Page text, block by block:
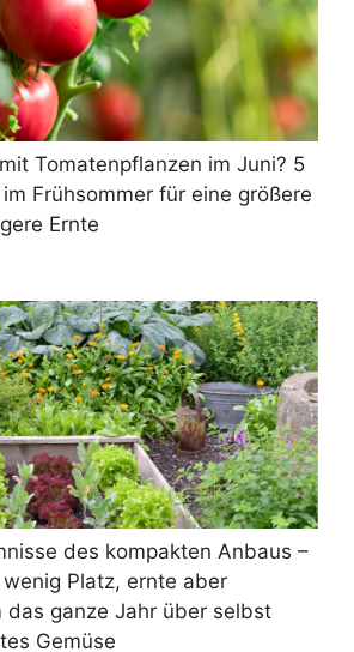
Tomatenpflanzen im Juni? 5
Frühsommer für eine größere
Ernte
des kompakten Anbaus –
Platz, ernte aber
das ganze Jahr über selbst
Gemüse